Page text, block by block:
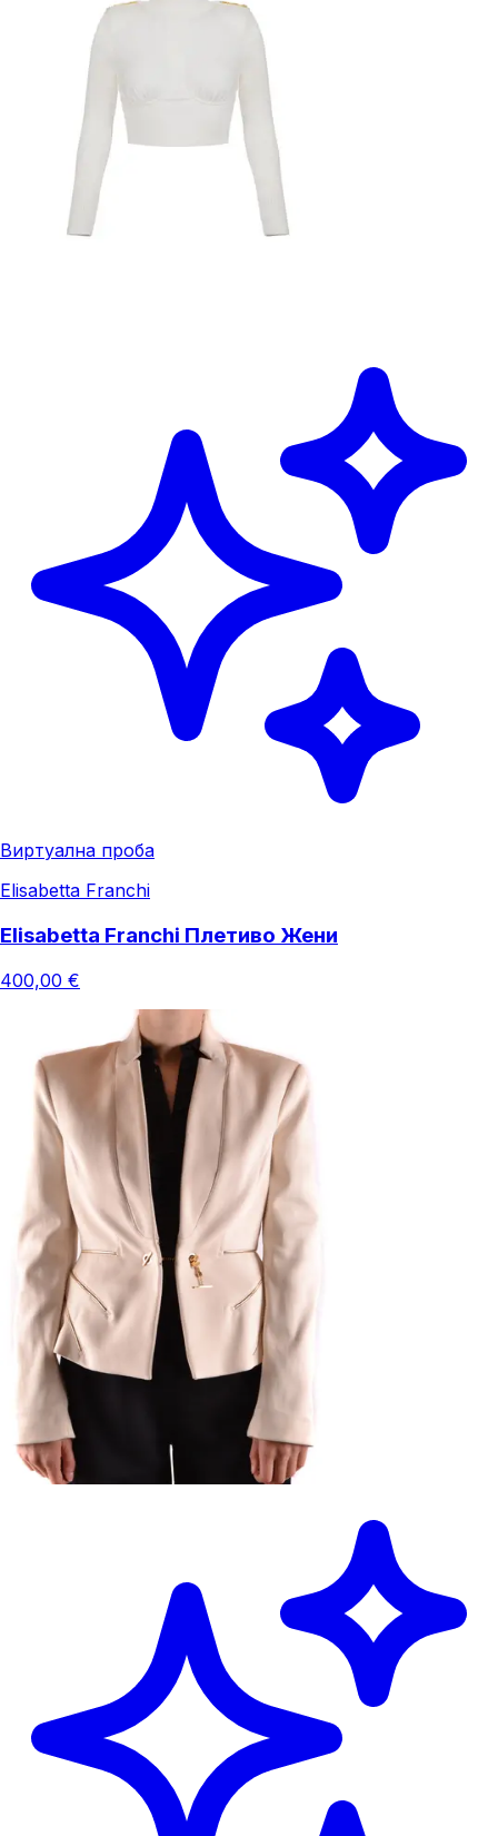
Виртуална проба
Elisabetta Franchi
Elisabetta Franchi Плетиво Жени
400,00 €